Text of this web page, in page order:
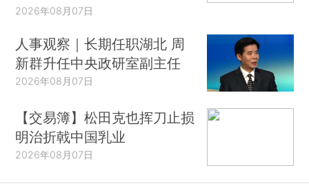
2026年08月07日
人事观察｜长期任职湖北 周
新群升任中央政研室副主任
2026年08月07日
【交易簿】松田克也挥刀止损
明治折戟中国乳业
2026年08月07日